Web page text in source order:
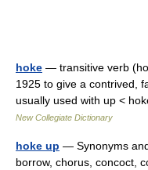
hoke — transitive verb
1925 to give a contrived,
usually used with up <
New Collegiate Dictionary
hoke up — Synonyms
borrow, chorus, concoct,